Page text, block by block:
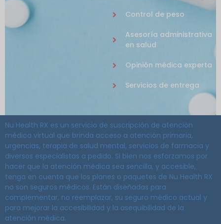
Control de peso
Asesoría administrativa
en salud
Opinión médica experta
Servicios de entrega
Nu Health RX es un servicio de suscripción de atención
médica virtual que brinda acceso a atención primaria,
urgencias, terapia de salud mental, servicios de farmacia y
diversos especialistas a pedido. Si bien nos esforzamos por
hacer que la atención médica sea sencilla, y accesible,
tenga en cuenta que los planes o paquetes de Nu Health RX
no son seguros médicos. Están diseñadas para
complementar, no reemplazar, su seguro médico actual y
para mejorar la accesibilidad y la asequibilidad de la
atención médica.